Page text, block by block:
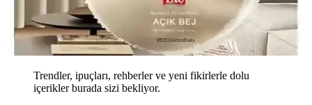
Trendler, ipuçları, rehberler ve yeni fikirlerle dolu
içerikler burada sizi bekliyor.